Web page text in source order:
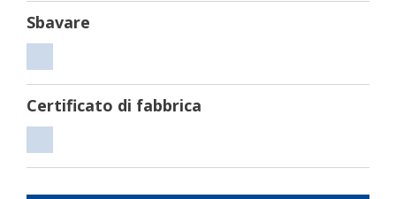
Sbavare
Certificato di fabbrica
di
fabbrica